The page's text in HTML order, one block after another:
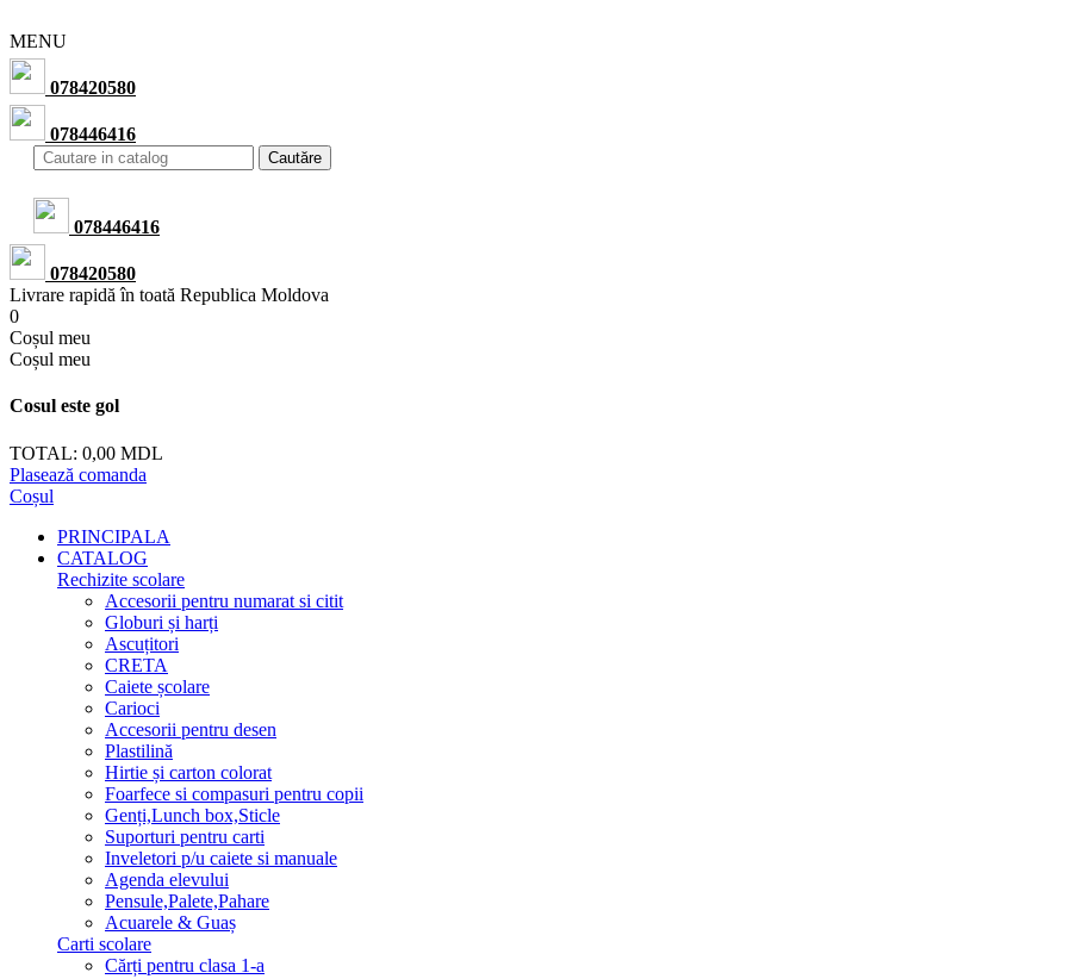
MENU
078420580
078446416
Cautăre
078446416
078420580
Livrare rapidă în toată Republica Moldova
0
Сoșul meu
Сoșul meu
Cosul este gol
TOTAL: 0,00 MDL
Plasează comanda
Coșul
PRINCIPALA
CATALOG
Rechizite scolare
Accesorii pentru numarat si citit
Globuri și harți
Ascuțitori
CRETA
Caiete școlare
Carioci
Accesorii pentru desen
Plastilină
Hirtie și carton colorat
Foarfece si compasuri pentru copii
Genți,Lunch box,Sticle
Suporturi pentru carti
Inveletori p/u caiete si manuale
Agenda elevului
Pensule,Palete,Pahare
Acuarele & Guaș
Carti scolare
Cărți pentru clasa 1-a